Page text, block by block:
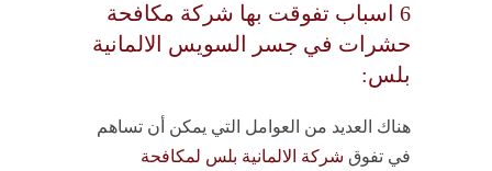
6 اسباب تفوقت بها شركة مكافحة
حشرات في جسر السويس الالمانية
بلس:
هناك العديد من العوامل التي يمكن أن تساهم
في تفوق شركة الالمانية بلس لمكافحة